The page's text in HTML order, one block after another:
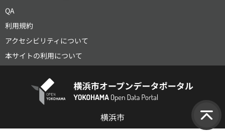
QA
利用規約
アクセシビリティについて
本サイトの利用について
横浜市